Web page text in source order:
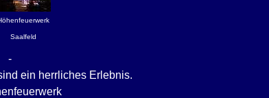
Saalfeld
-
ein herrliches Erlebnis.